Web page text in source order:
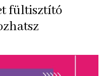
fültisztító